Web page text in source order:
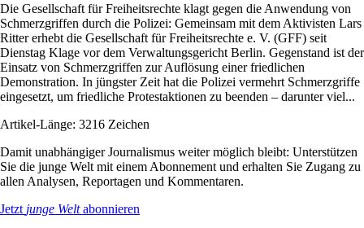
Die Gesellschaft für Freiheitsrechte klagt gegen die Anwendung von
Schmerzgriffen durch die Polizei: Gemeinsam mit dem Aktivisten Lars
Ritter erhebt die Gesellschaft für Freiheitsrechte e. V. (GFF) seit
Dienstag Klage vor dem Verwaltungsgericht Berlin. Gegenstand ist der
Einsatz von Schmerzgriffen zur Auflösung einer friedlichen
Demonstration. In jüngster Zeit hat die Polizei vermehrt Schmerzgriffe
eingesetzt, um friedliche Protestaktionen zu beenden – darunter viel...
Artikel-Länge: 3216 Zeichen
Damit unabhängiger Journalismus weiter möglich bleibt: Unterstützen
Sie die junge Welt mit einem Abonnement und erhalten Sie Zugang zu
allen Analysen, Reportagen und Kommentaren.
Jetzt junge Weltabonnieren